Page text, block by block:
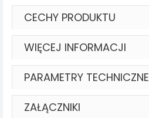
CECHY PRODUKTU
WIĘCEJ INFORMACJI
PARAMETRY TECHNICZNE
ZAŁĄCZNIKI